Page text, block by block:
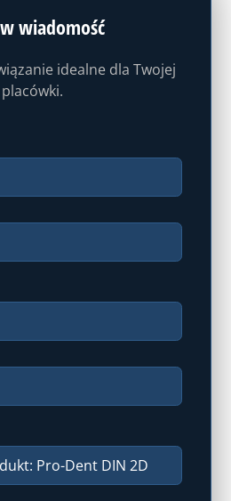
wiadomość
idealne dla Twojej
placówki.